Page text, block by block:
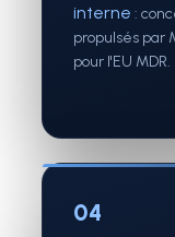
interne :
propulsés par
pour l'EU MDR.
04